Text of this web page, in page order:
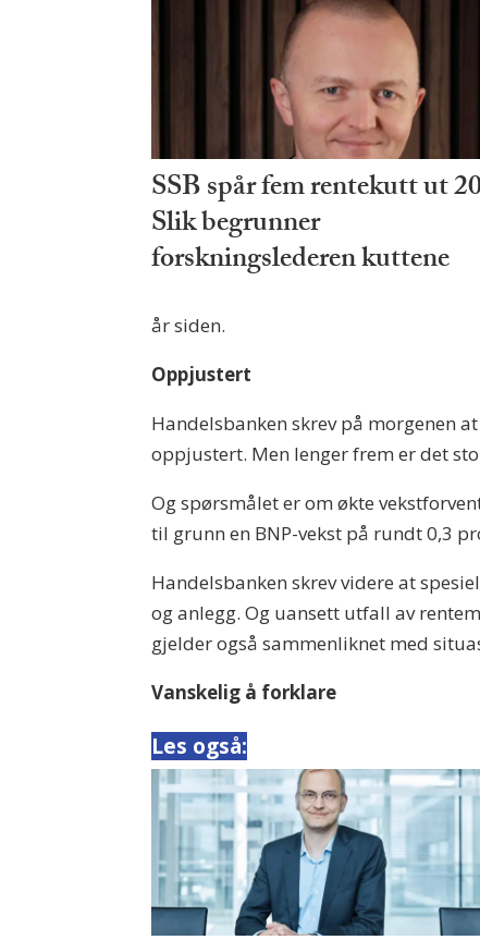
SSB spår fem rentekutt ut
Slik begrunner
forskningslederen kuttene
år siden.
Oppjustert
Handelsbanken skrev på morgenen
oppjustert. Men lenger frem er det
Og spørsmålet er om økte
til grunn en BNP-vekst på rundt 0,3
Handelsbanken skrev videre at
og anlegg. Og uansett utfall av
gjelder også sammenliknet med
Vanskelig å forklare
Les også: